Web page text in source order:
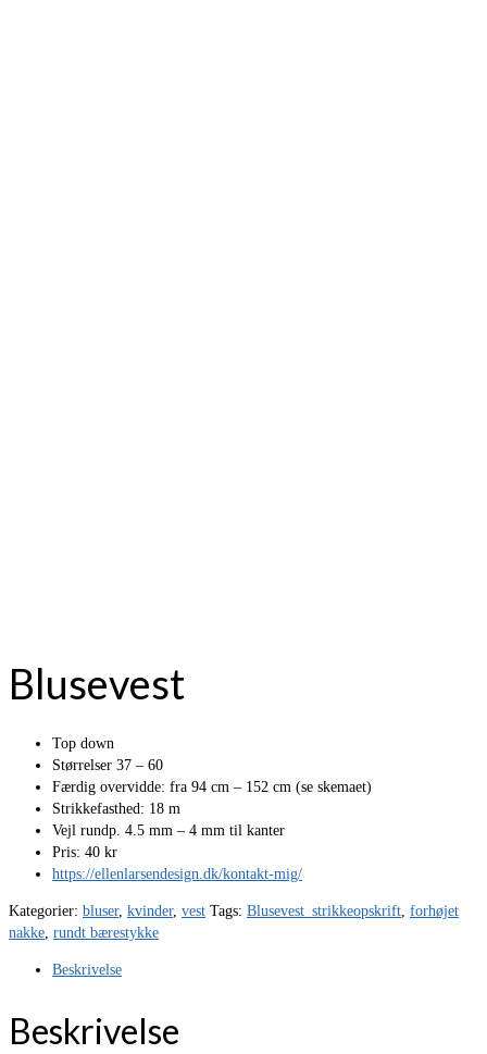
Blusevest
Top down
Størrelser 37 – 60
Færdig overvidde: fra 94 cm – 152 cm (se skemaet)
Strikkefasthed: 18 m
Vejl rundp. 4.5 mm – 4 mm til kanter
Pris: 40 kr
https://ellenlarsendesign.dk/kontakt-mig/
Kategorier: bluser, kvinder, vest Tags: Blusevest_strikkeopskrift forhøjet
nakke rundt bærestykke
Beskrivelse
Beskrivelse